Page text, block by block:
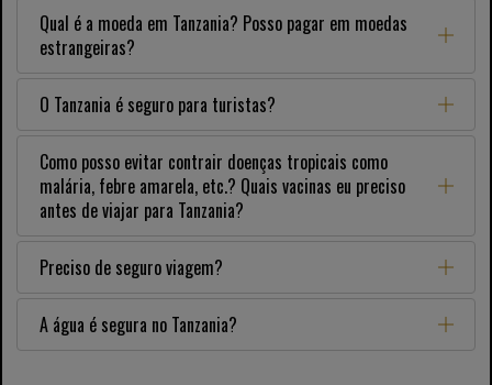
Qual é a moeda em Tanzania? Posso pagar em moedas
estrangeiras?
O Tanzania é seguro para turistas?
Como posso evitar contrair doenças tropicais como
malária, febre amarela, etc.? Quais vacinas eu preciso
antes de viajar para Tanzania?
Preciso de seguro viagem?
A água é segura no Tanzania?